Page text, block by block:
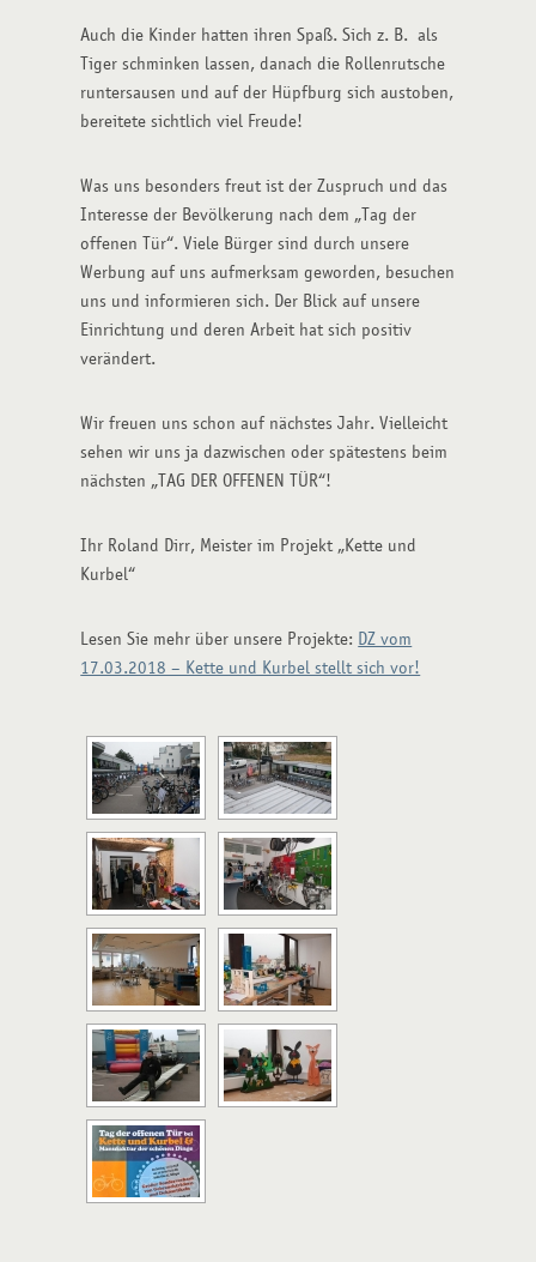
Auch die Kinder hatten ihren Spaß. Sich z. B. als
Tiger schminken lassen, danach die Rollenrutsche
runtersausen und auf der Hüpfburg sich austoben,
bereitete sichtlich viel Freude!
Was uns besonders freut ist der Zuspruch und das
Interesse der Bevölkerung nach dem „Tag der
offenen Tür“. Viele Bürger sind durch unsere
Werbung auf uns aufmerksam geworden, besuchen
uns und informieren sich. Der Blick auf unsere
Einrichtung und deren Arbeit hat sich positiv
verändert.
Wir freuen uns schon auf nächstes Jahr. Vielleicht
sehen wir uns ja dazwischen oder spätestens beim
nächsten „TAG DER OFFENEN TÜR“!
Ihr Roland Dirr, Meister im Projekt „Kette und
Kurbel“
Lesen Sie mehr über unsere Projekte: DZ vom
17.03.2018 – Kette und Kurbel stellt sich vor!